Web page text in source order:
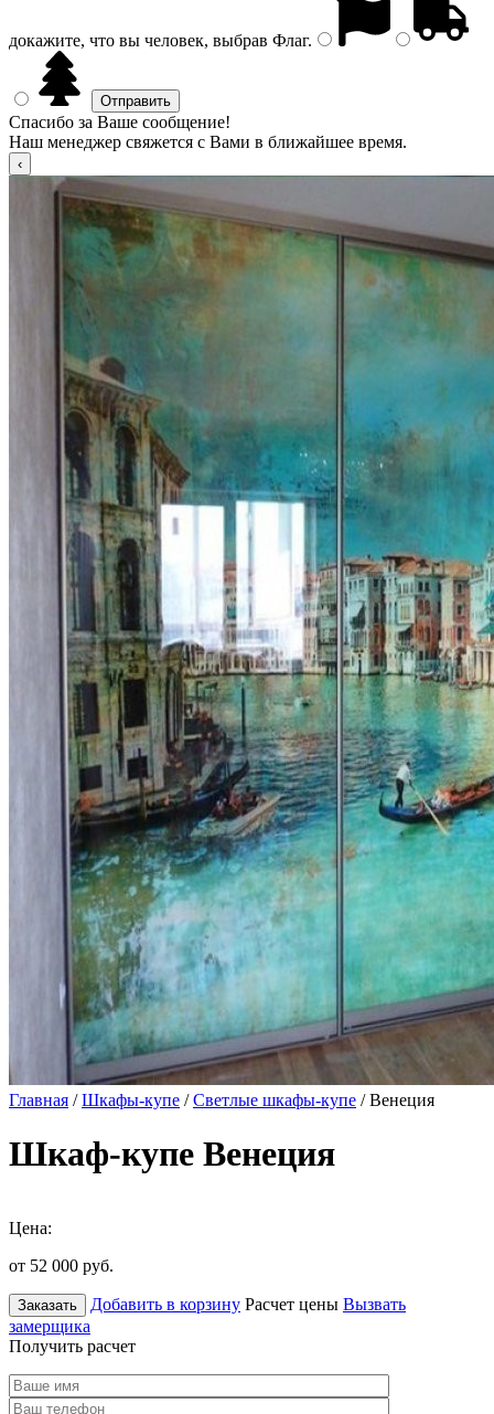
докажите, что вы человек, выбрав Флаг.
Спасибо за Ваше сообщение!
Наш менеджер свяжется с Вами в ближайшее время.
Главная /Шкафы-купе /Светлые шкафы-купе / Венеция
Шкаф-купе Венеция
Цена:
от 52 000 руб.
Заказать Добавить в корзину Расчет цены Вызвать
замерщика
Получить расчет